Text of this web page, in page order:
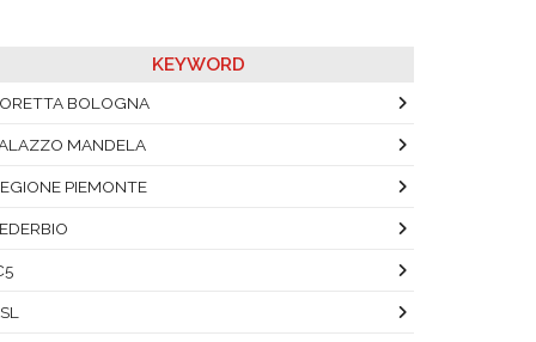
KEYWORD
BOLOGNA
MANDELA
PIEMONTE